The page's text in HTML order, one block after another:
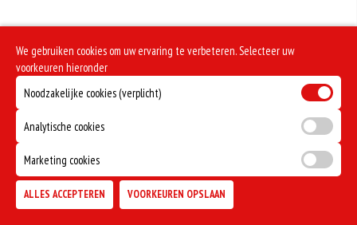
We gebruiken cookies om uw ervaring te verbeteren. Selecteer uw
voorkeuren hieronder
Noodzakelijke cookies (verplicht)
Analytische cookies
Marketing cookies
ALLES ACCEPTEREN VOORKEUREN OPSLAAN